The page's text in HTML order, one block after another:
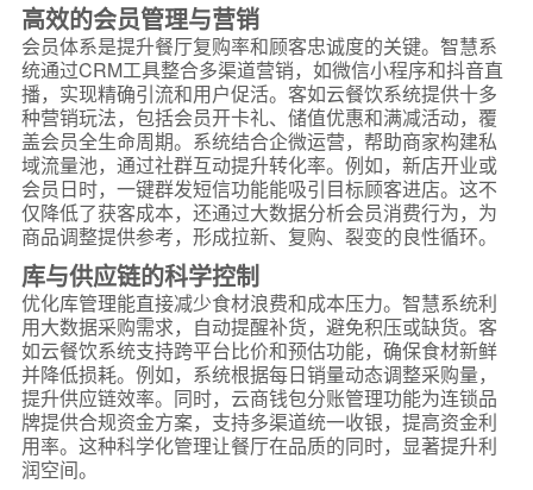
高效的会员管理与营销
会员体系是提升餐厅复购率和顾客忠诚度的关键。智慧系
统通过CRM工具整合多渠道营销，如微信小程序和抖音直
播，实现精确引流和用户促活。客如云餐饮系统提供十多
种营销玩法，包括会员开卡礼、储值优惠和满减活动，覆
盖会员全生命周期。系统结合企微运营，帮助商家构建私
域流量池，通过社群互动提升转化率。例如，新店开业或
会员日时，一键群发短信功能能吸引目标顾客进店。这不
仅降低了获客成本，还通过大数据分析会员消费行为，为
商品调整提供参考，形成拉新、复购、裂变的良性循环。
库与供应链的科学控制
优化库管理能直接减少食材浪费和成本压力。智慧系统利
用大数据采购需求，自动提醒补货，避免积压或缺货。客
如云餐饮系统支持跨平台比价和预估功能，确保食材新鲜
并降低损耗。例如，系统根据每日销量动态调整采购量，
提升供应链效率。同时，云商钱包分账管理功能为连锁品
牌提供合规资金方案，支持多渠道统一收银，提高资金利
用率。这种科学化管理让餐厅在品质的同时，显著提升利
润空间。